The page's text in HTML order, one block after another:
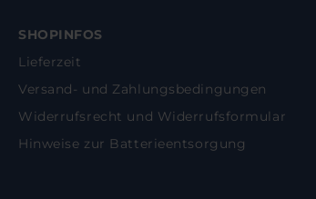
SHOPINFOS
Lieferzeit
Versand- und Zahlungsbedingungen
Widerrufsrecht und Widerrufsformular
Hinweise zur Batterieentsorgung